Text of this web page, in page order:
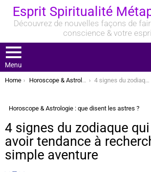
Esprit Spiritualité
Découvrez de nouvelles façons de
conscience & votre
Menu
You are here:
Home Horoscope & Astrologie : que disent les astres ? 4 signes du zodiaque qui peuvent avoir tendance à rechercher une simple aventure
Horoscope & Astrologie : que disent les astres ?
4 signes du zodiaque
avoir tendance à
simple aventure